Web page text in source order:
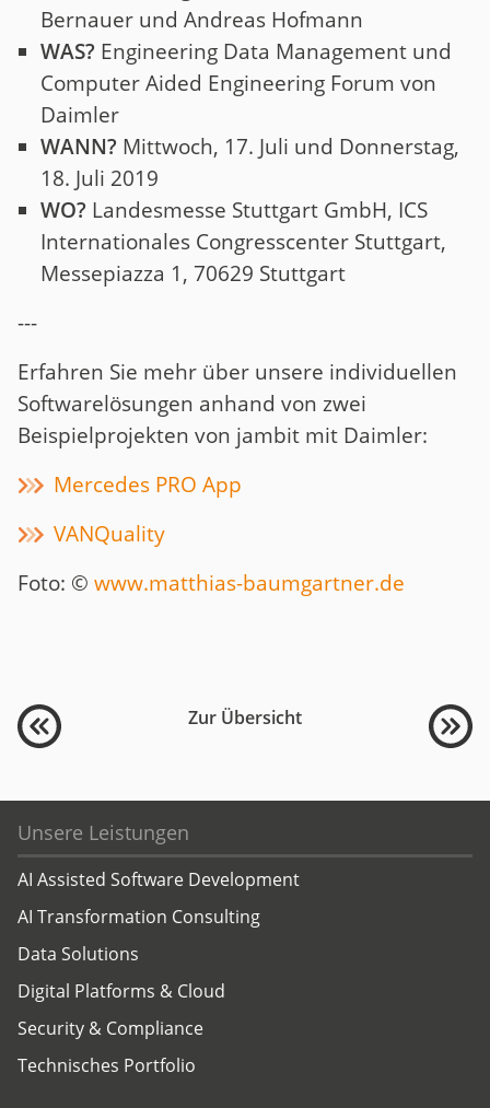
Bernauer und Andreas Hofmann
WAS? Engineering Data Management und
Computer Aided Engineering Forum von
Daimler
WANN? Mittwoch, 17. Juli und Donnerstag,
18. Juli 2019
WO? Landesmesse Stuttgart GmbH, ICS
Internationales Congresscenter Stuttgart,
Messepiazza 1, 70629 Stuttgart
---
Erfahren Sie mehr über unsere individuellen
Softwarelösungen anhand von zwei
Beispielprojekten von jambit mit Daimler:
Mercedes PRO App
VANQuality
Foto: © www.matthias-baumgartner.de
Zur Übersicht
Unsere Leistungen
AI Assisted Software Development
AI Transformation Consulting
Data Solutions
Digital Platforms & Cloud
Security & Compliance
Technisches Portfolio